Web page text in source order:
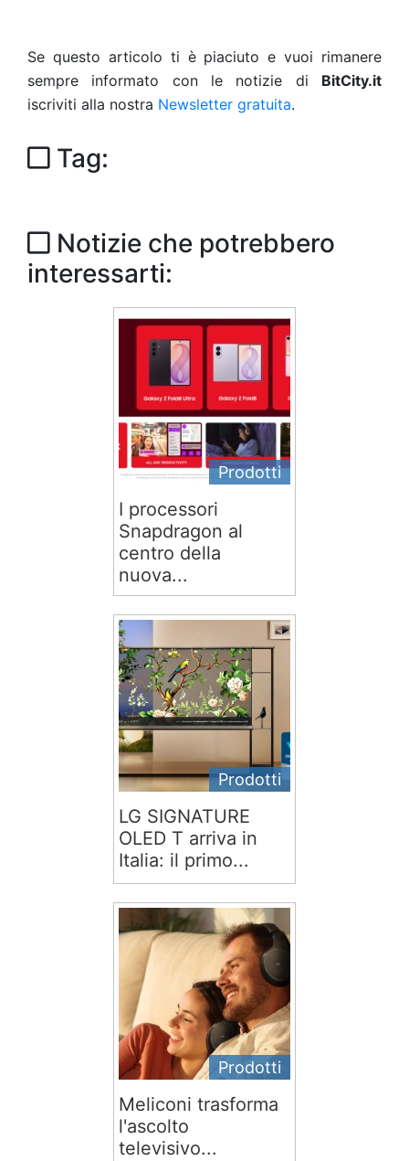
Se questo articolo ti è piaciuto e vuoi rimanere
sempre informato con le notizie di BitCity.it
iscriviti alla nostra Newsletter gratuita.
Tag:
Notizie che potrebbero
interessarti:
Prodotti
I processori
Snapdragon al
centro della
nuova...
Prodotti
LG SIGNATURE
OLED T arriva in
Italia: il primo...
Prodotti
Meliconi trasforma
l'ascolto
televisivo...